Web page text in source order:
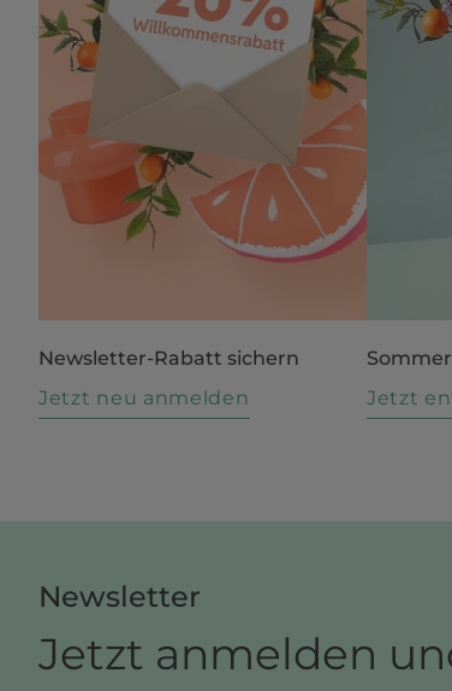
Newsletter-Rabatt sichern
Jetzt neu anmelden
Jetzt
Newsletter
Jetzt anmelden